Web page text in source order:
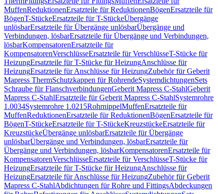
MuffenReduktionenErsatzteile für ReduktionenBögenErsatzteile für
BögenT-StückeErsatzteile für T-StückeÜbergänge
unlösbarErsatzteile für Übergänge unlösbarÜbergänge und
Verbindungen, lösbarErsatzteile für Übergänge und Verbindungen,
lösbarKompensatorenErsatzteile für
KompensatorenVerschlüsseErsatzteile für VerschlüsseT-Stücke für
HeizungErsatzteile für T-Stücke für HeizungAnschlüsse für
HeizungErsatzteile für Anschlüsse für HeizungZubehör für Geberit
Mapress ThermSchutzkappen für RohrendeSystemdichtungenSets
Schraube für FlanschverbindungenGeberit Mapress C-StahlGeberit
Mapress C-StahlErsatzteile für Geberit Mapress C-StahlSystemrohre
1.0034Systemrohre 1.0215RohrnippelMuffenErsatzteile für
MuffenReduktionenErsatzteile für ReduktionenBögenErsatzteile für
BögenT-StückeErsatzteile für T-StückeKreuzstückeErsatzteile für
KreuzstückeÜbergänge unlösbarErsatzteile für Übergänge
unlösbarÜbergänge und Verbindungen, lösbarErsatzteile für
Übergänge und Verbindungen, lösbarKompensatorenErsatzteile für
KompensatorenVerschlüsseErsatzteile für VerschlüsseT-Stücke für
HeizungErsatzteile für T-Stücke für HeizungAnschlüsse für
HeizungErsatzteile für Anschlüsse für HeizungZubehör für Geberit
Mapress C-StahlAbdichtungen für Rohre und FittingsAbdeckungen